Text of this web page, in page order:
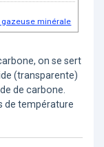
minérale
on se sert
(transparente)
de carbone.
de température